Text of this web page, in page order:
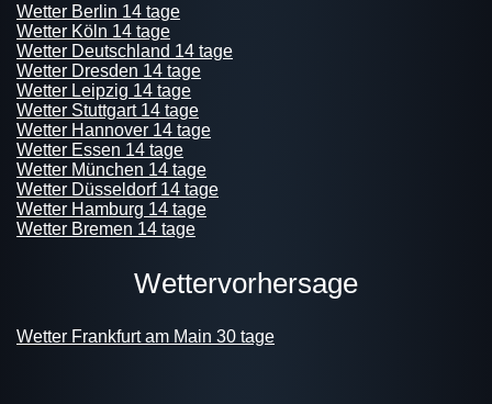
Wetter Berlin 14 tage
Wetter Köln 14 tage
Wetter Deutschland 14 tage
Wetter Dresden 14 tage
Wetter Leipzig 14 tage
Wetter Stuttgart 14 tage
Wetter Hannover 14 tage
Wetter Essen 14 tage
Wetter München 14 tage
Wetter Düsseldorf 14 tage
Wetter Hamburg 14 tage
Wetter Bremen 14 tage
wettervorhersage
Wetter Frankfurt am Main 30 tage